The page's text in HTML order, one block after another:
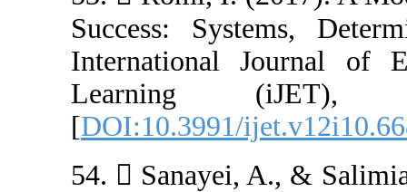
Success:
International
[DOI:10.3991/
54.  Sanayei,